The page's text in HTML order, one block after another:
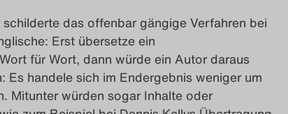
das offenbar gängige Verfahren bei
Erst übersetze ein
für Wort, dann würde ein Autor daraus
Es handele sich im Endergebnis weniger um
Mitunter würden sogar Inhalte oder